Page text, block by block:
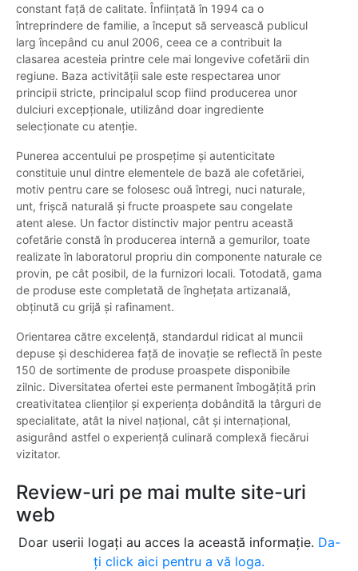
constant față de calitate. Înființată în 1994 ca o
întreprindere de familie, a început să servească publicul
larg începând cu anul 2006, ceea ce a contribuit la
clasarea acesteia printre cele mai longevive cofetării din
regiune. Baza activității sale este respectarea unor
principii stricte, principalul scop fiind producerea unor
dulciuri excepționale, utilizând doar ingrediente
selecționate cu atenție.
Punerea accentului pe prospețime și autenticitate
constituie unul dintre elementele de bază ale cofetăriei,
motiv pentru care se folosesc ouă întregi, nuci naturale,
unt, frișcă naturală și fructe proaspete sau congelate
atent alese. Un factor distinctiv major pentru această
cofetărie constă în producerea internă a gemurilor, toate
realizate în laboratorul propriu din componente naturale ce
provin, pe cât posibil, de la furnizori locali. Totodată, gama
de produse este completată de înghețata artizanală,
obținută cu grijă și rafinament.
Orientarea către excelență, standardul ridicat al muncii
depuse și deschiderea față de inovație se reflectă în peste
150 de sortimente de produse proaspete disponibile
zilnic. Diversitatea ofertei este permanent îmbogățită prin
creativitatea clienților și experiența dobândită la târguri de
specialitate, atât la nivel național, cât și internațional,
asigurând astfel o experiență culinară complexă fiecărui
vizitator.
Review-uri pe mai multe site-uri
web
Doar userii logați au acces la această informație. Da-
ți click aici pentru a vă loga.